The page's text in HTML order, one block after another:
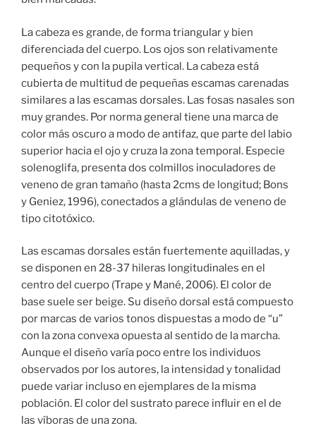
La cabeza es grande, de forma triangular y bien
diferenciada del cuerpo. Los ojos son relativamente
pequeños y con la pupila vertical. La cabeza está
cubierta de multitud de pequeñas escamas carenadas
similares a las escamas dorsales. Las fosas nasales son
muy grandes. Por norma general tiene una marca de
color más oscuro a modo de antifaz, que parte del labio
superior hacia el ojo y cruza la zona temporal. Especie
solenoglifa, presenta dos colmillos inoculadores de
veneno de gran tamaño (hasta 2cms de longitud; Bons
y Geniez, 1996), conectados a glándulas de veneno de
tipo citotóxico.
Las escamas dorsales están fuertemente aquilladas, y
se disponen en 28-37 hileras longitudinales en el
centro del cuerpo (Trape y Mané, 2006). El color de
base suele ser beige. Su diseño dorsal está compuesto
por marcas de varios tonos dispuestas a modo de “u”
con la zona convexa opuesta al sentido de la marcha.
Aunque el diseño varía poco entre los individuos
observados por los autores, la intensidad y tonalidad
puede variar incluso en ejemplares de la misma
población. El color del sustrato parece influir en el de
las víboras de una zona.